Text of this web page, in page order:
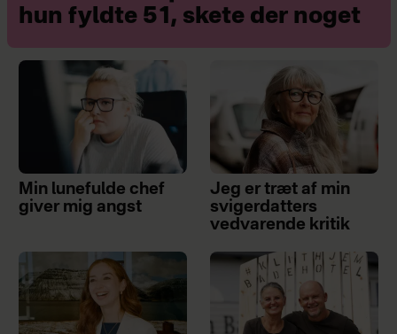
hun fyldte 51, skete der noget
Min lunefulde chef
giver mig angst
Jeg er træt af min
svigerdatters
vedvarende kritik